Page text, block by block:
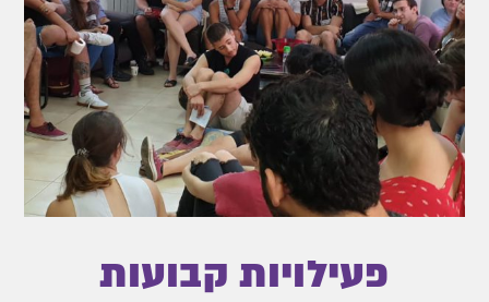
פעילויות קבועות